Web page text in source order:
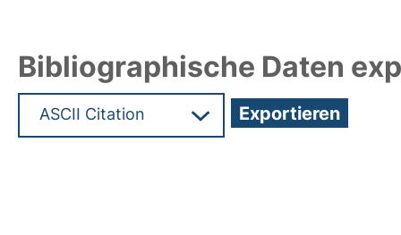
Bibliographische Daten